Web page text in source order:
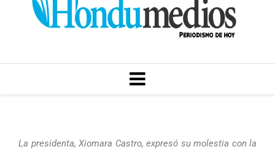
MENU
La presidenta, Xiomara Castro, expresó su molestia con la